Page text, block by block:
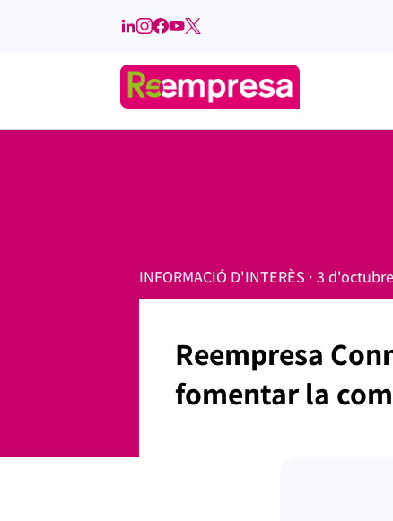
INFORMACIÓ D'INTERÈS · 3
Reempresa
fomentar la